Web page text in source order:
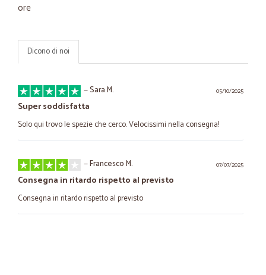
ore
Dicono di noi
05/10/2025
—Sara M.
Super soddisfatta
Solo qui trovo le spezie che cerco. Velocissimi nella consegna!
07/07/2025
—Francesco M.
Consegna in ritardo rispetto al previsto
Consegna in ritardo rispetto al previsto